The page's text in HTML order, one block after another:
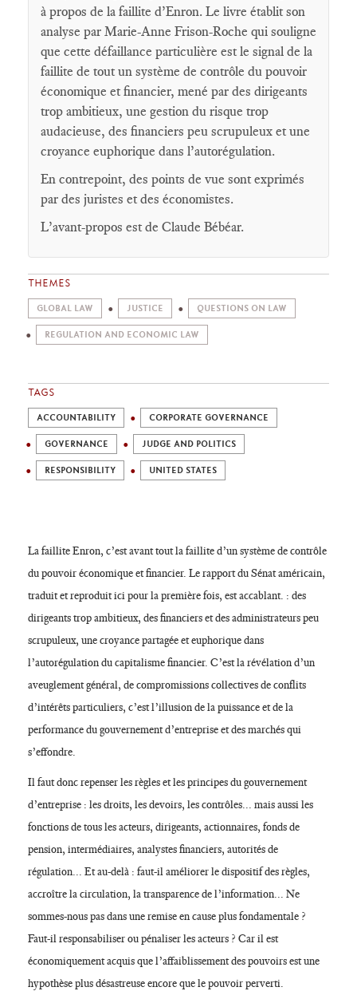
à propos de la faillite d’Enron. Le livre établit son
analyse par Marie-Anne Frison-Roche qui souligne
que cette défaillance particulière est le signal de la
faillite de tout un système de contrôle du pouvoir
économique et financier, mené par des dirigeants
trop ambitieux, une gestion du risque trop
audacieuse, des financiers peu scrupuleux et une
croyance euphorique dans l’autorégulation.
En contrepoint, des points de vue sont exprimés
par des juristes et des économistes.
L’avant-propos est de Claude Bébéar.
THEMES
GLOBAL LAW JUSTICE QUESTIONS ON LAW
REGULATION AND ECONOMIC LAW
TAGS
ACCOUNTABILITY CORPORATE GOVERNANCE
GOVERNANCE JUDGE AND POLITICS
RESPONSIBILITY UNITED STATES
La faillite Enron, c’est avant tout la faillite d’un système de contrôle
du pouvoir économique et financier. Le rapport du Sénat américain,
traduit et reproduit ici pour la première fois, est accablant. : des
dirigeants trop ambitieux, des financiers et des administrateurs peu
scrupuleux, une croyance partagée et euphorique dans
l’autorégulation du capitalisme financier. C’est la révélation d’un
aveuglement général, de compromissions collectives de conflits
d’intérêts particuliers, c’est l’illusion de la puissance et de la
performance du gouvernement d’entreprise et des marchés qui
s’effondre.
Il faut donc repenser les règles et les principes du gouvernement
d’entreprise : les droits, les devoirs, les contrôles... mais aussi les
fonctions de tous les acteurs, dirigeants, actionnaires, fonds de
pension, intermédiaires, analystes financiers, autorités de
régulation... Et au-delà : faut-il améliorer le dispositif des règles,
accroître la circulation, la transparence de l’information... Ne
sommes-nous pas dans une remise en cause plus fondamentale ?
Faut-il responsabiliser ou pénaliser les acteurs ? Car il est
économiquement acquis que l’affaiblissement des pouvoirs est une
hypothèse plus désastreuse encore que le pouvoir perverti.